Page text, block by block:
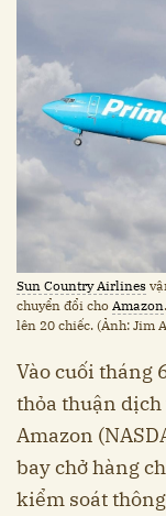
Sun Country Airlines
chuyển đổi cho Amazon
lên 20 chiếc. (Ảnh: Jim
Vào cuối tháng
thỏa thuận
Amazon
bay chở hàng
kiểm soát